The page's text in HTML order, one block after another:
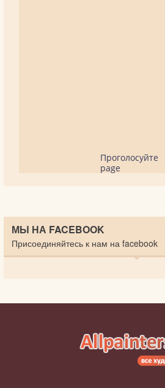
Проголосуйте
page
МЫ НА FACEBOOK
Присоединяйтесь к нам на facebook